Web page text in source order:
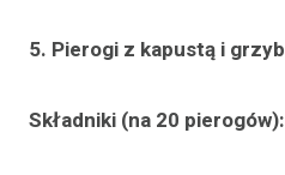
5. Pierogi z kapustą i
Składniki (na 20 pierogów):